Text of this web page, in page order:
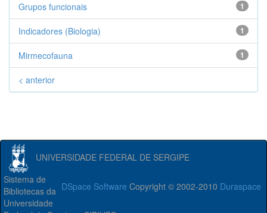
1
Grupos funcionais
1
Indicadores (Biologia)
1
Mirmecofauna
< anterior
UNIVERSIDADE FEDERAL DE SERGIPE
DSpace Software Copyright © 2002-2010 Duraspace
Sistema de
Bibliotecas da
Universidade